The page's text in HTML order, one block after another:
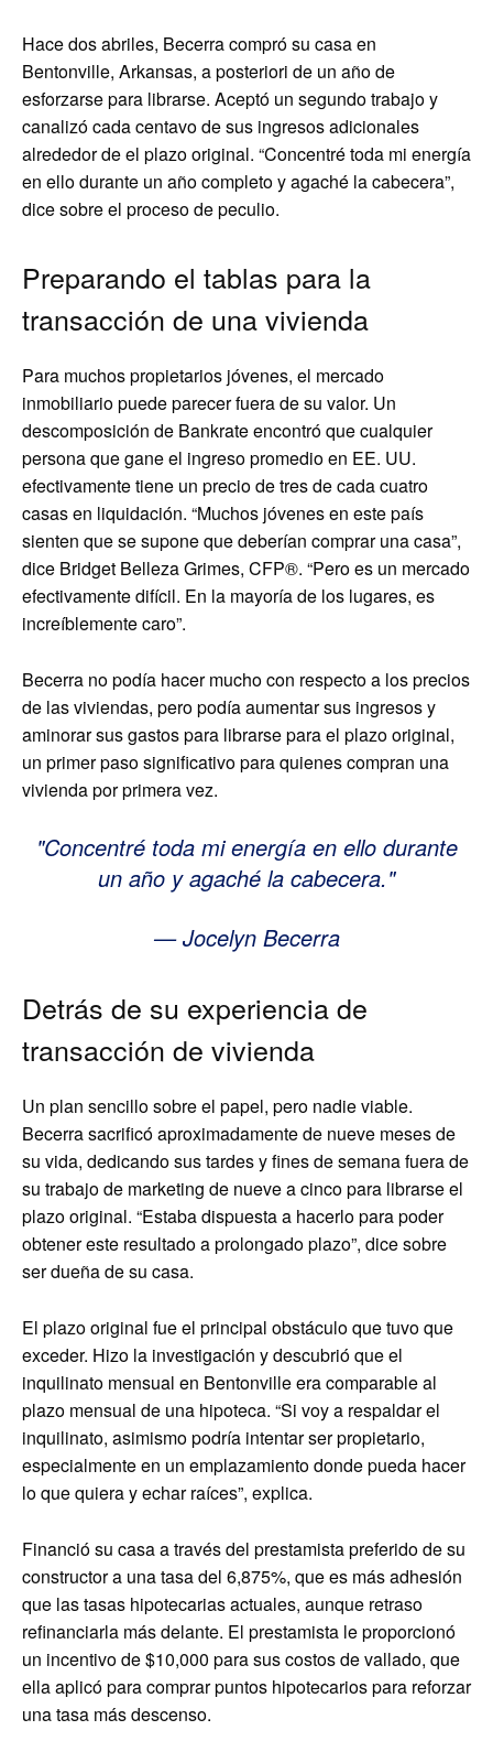
Hace dos abriles, Becerra compró su casa en
Bentonville, Arkansas, a posteriori de un año de
esforzarse para librarse. Aceptó un segundo trabajo y
canalizó cada centavo de sus ingresos adicionales
alrededor de el plazo original. “Concentré toda mi energía
en ello durante un año completo y agaché la cabecera”,
dice sobre el proceso de peculio.
Preparando el tablas para la
transacción de una vivienda
Para muchos propietarios jóvenes, el mercado
inmobiliario puede parecer fuera de su valor. Un
descomposición de Bankrate encontró que cualquier
persona que gane el ingreso promedio en EE. UU.
efectivamente tiene un precio de tres de cada cuatro
casas en liquidación. “Muchos jóvenes en este país
sienten que se supone que deberían comprar una casa”,
dice Bridget Belleza Grimes, CFP®. “Pero es un mercado
efectivamente difícil. En la mayoría de los lugares, es
increíblemente caro”.
Becerra no podía hacer mucho con respecto a los precios
de las viviendas, pero podía aumentar sus ingresos y
aminorar sus gastos para librarse para el plazo original,
un primer paso significativo para quienes compran una
vivienda por primera vez.
Concentré toda mi energía en ello durante
un año y agaché la cabecera.
— Jocelyn Becerra
Detrás de su experiencia de
transacción de vivienda
Un plan sencillo sobre el papel, pero nadie viable.
Becerra sacrificó aproximadamente de nueve meses de
su vida, dedicando sus tardes y fines de semana fuera de
su trabajo de marketing de nueve a cinco para librarse el
plazo original. “Estaba dispuesta a hacerlo para poder
obtener este resultado a prolongado plazo”, dice sobre
ser dueña de su casa.
El plazo original fue el principal obstáculo que tuvo que
exceder. Hizo la investigación y descubrió que el
inquilinato mensual en Bentonville era comparable al
plazo mensual de una hipoteca. “Si voy a respaldar el
inquilinato, asimismo podría intentar ser propietario,
especialmente en un emplazamiento donde pueda hacer
lo que quiera y echar raíces”, explica.
Financió su casa a través del prestamista preferido de su
constructor a una tasa del 6,875%, que es más adhesión
que las tasas hipotecarias actuales, aunque retraso
refinanciarla más delante. El prestamista le proporcionó
un incentivo de $10,000 para sus costos de vallado, que
ella aplicó para comprar puntos hipotecarios para reforzar
una tasa más descenso.